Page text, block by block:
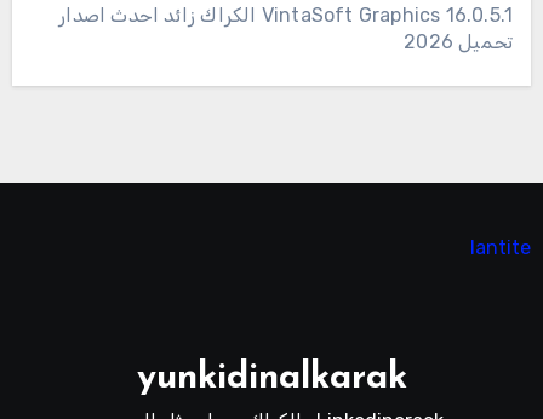
16.0.5.1 VintaSoft Graphics الكراك زائد احدث اصدار
تحميل 2026
lantite
yunkidinalkarak